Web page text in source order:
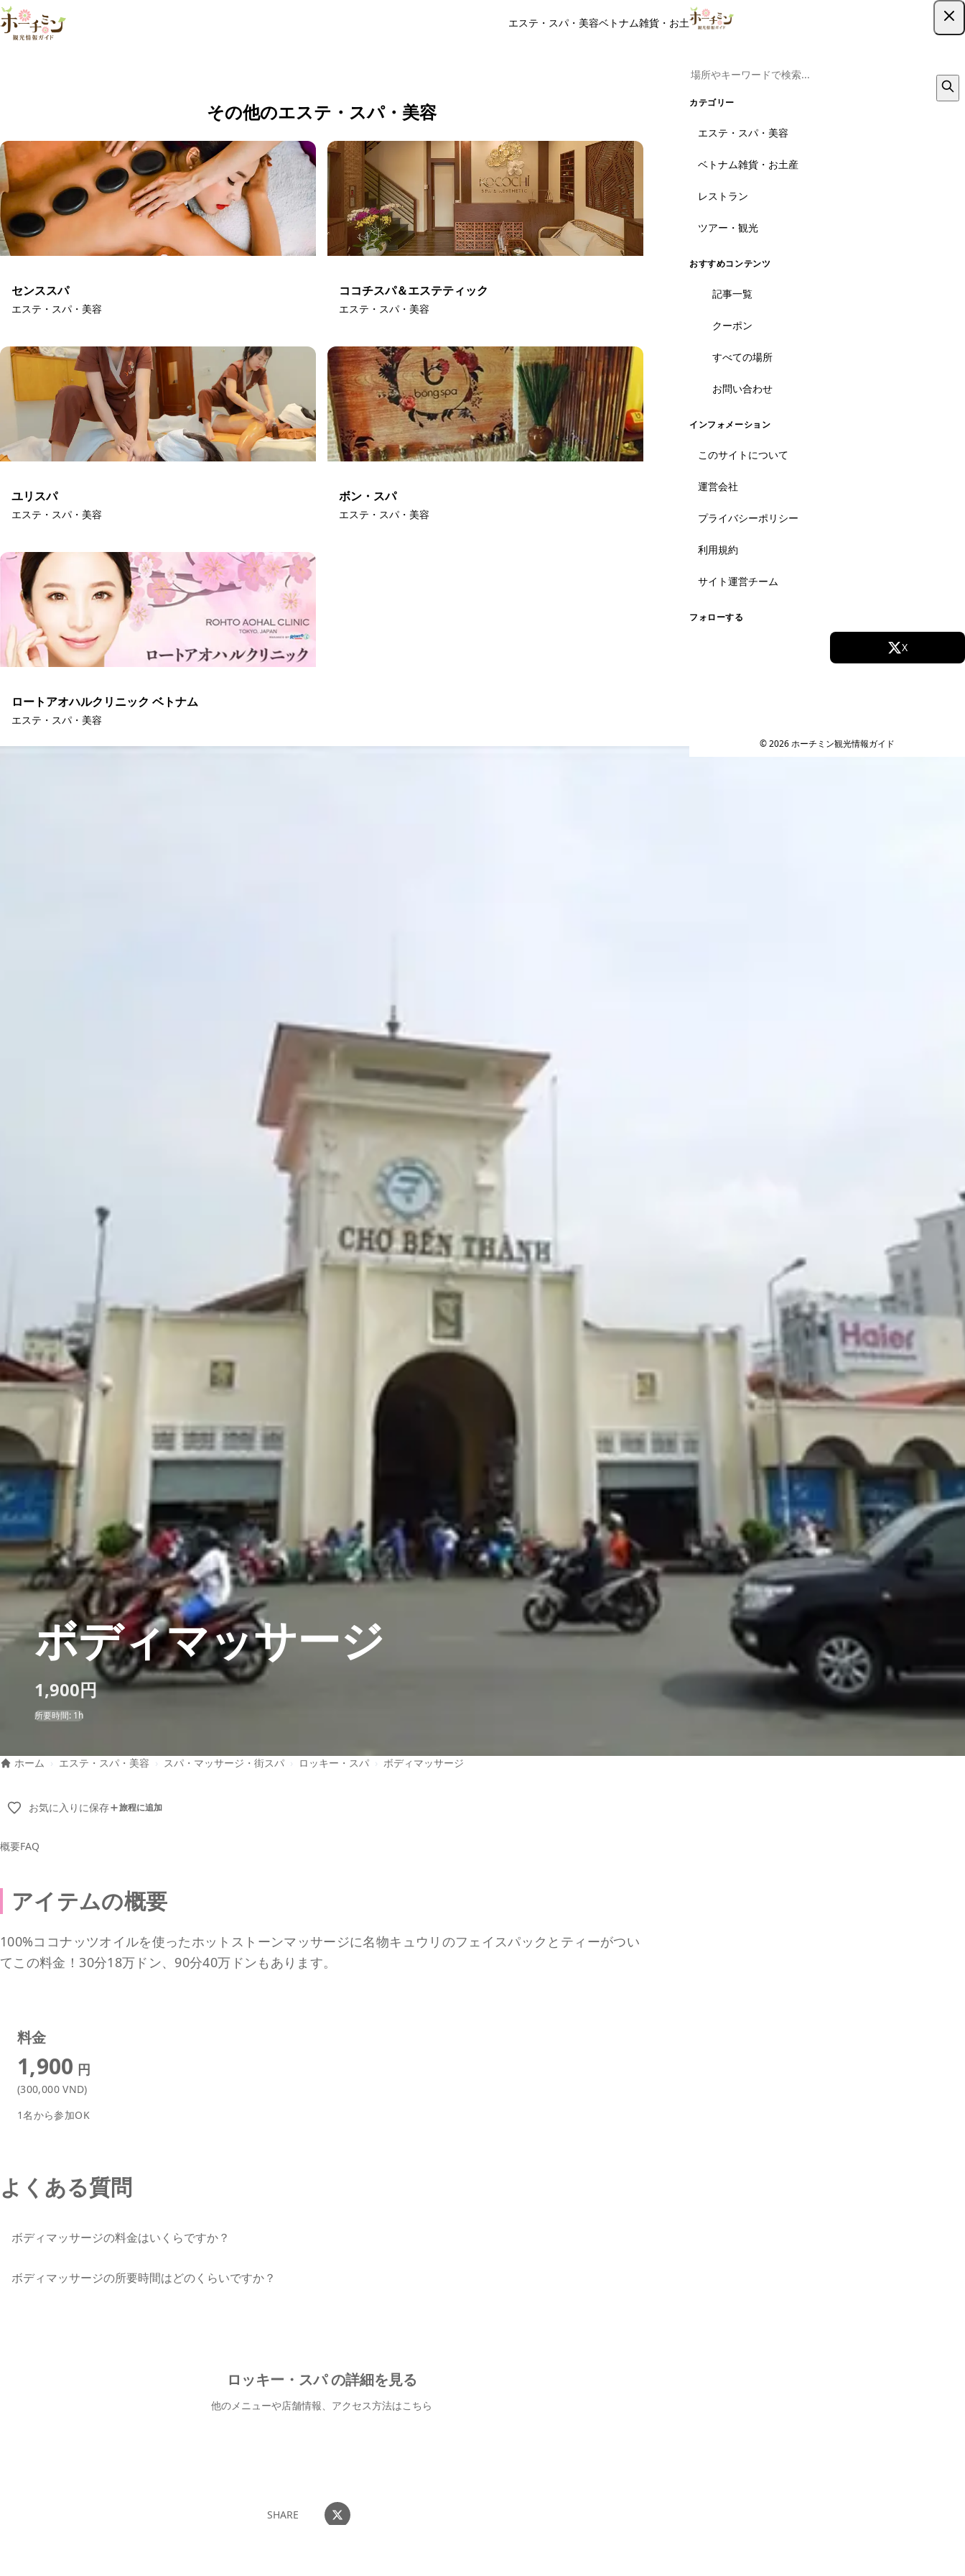
エステ・スパ・美容ベトナム雑貨・お土産レストラン
カテゴリー
エステ・スパ・美容
ベトナム雑貨・お土産
レストラン
ツアー・観光
おすすめコンテンツ
記事一覧
クーポン
すべての場所
お問い合わせ
インフォメーション
このサイトについて
運営会社
プライバシーポリシー
利用規約
サイト運営チーム
フォローする
X
© 2026 ホーチミン観光情報ガイド
その他のエステ・スパ・美容
センススパ
エステ・スパ・美容
ココチスパ＆エステティック
エステ・スパ・美容
ユリスパ
エステ・スパ・美容
ボン・スパ
エステ・スパ・美容
ロートアオハルクリニック ベトナム
エステ・スパ・美容
ボディマッサージ
1,900円
所要時間: 1h
ホーム › エステ・スパ・美容 › スパ・マッサージ・街スパ › ロッキー・スパ › ボディマッサージ
お気に入りに保存 旅程に追加
概要FAQ
アイテムの概要
100%ココナッツオイルを使ったホットストーンマッサージに名物キュウリのフェイスパックとティーがつい
てこの料金！30分18万ドン、90分40万ドンもあります。
料金
1,900 円
(300,000 VND)
1名から参加OK
よくある質問
ボディマッサージの料金はいくらですか？
ボディマッサージの所要時間はどのくらいですか？
ロッキー・スパ の詳細を見る
他のメニューや店舗情報、アクセス方法はこちら
SHARE